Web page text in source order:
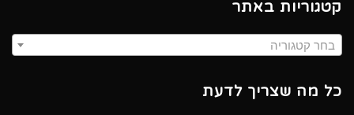
קטגוריות באתר
בחר קטגוריה
כל מה שצריך לדעת